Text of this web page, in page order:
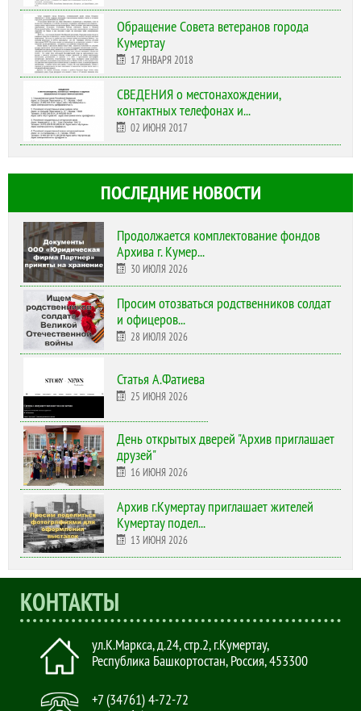
Обращение Совета ветеранов города
Кумертау
17 ЯНВАРЯ 2018
СВЕДЕНИЯ о местонахождении,
контактных телефонах и...
02 ИЮНЯ 2017
ПОСЛЕДНИЕ НОВОСТИ
Продолжается комплектование фондов
Архива г. Кумер...
30 ИЮЛЯ 2026
Просим отозваться родственников солдат
и офицеров...
28 ИЮЛЯ 2026
Статья А.Фатиева
25 ИЮНЯ 2026
День открытых дверей "Архив приглашает
друзей"
16 ИЮНЯ 2026
Архив г.Кумертау приглашает жителей
Кумертау подел...
13 ИЮНЯ 2026
КОНТАКТЫ
ул.К.Маркса, д.24, стр.2,г.Кумертау,
Республика Башкортостан, Россия,453300
+7 (34761) 4-72-72